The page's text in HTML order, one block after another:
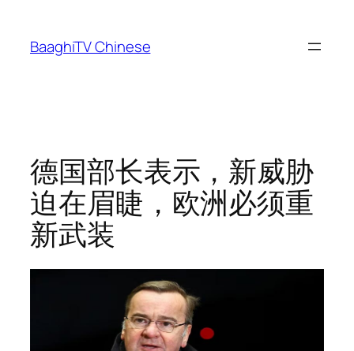
content
BaaghiTV Chinese
德国部长表示，新威胁
迫在眉睫，欧洲必须重
新武装